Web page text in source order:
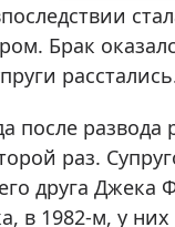
Брак
после развода
раз.
друга Джека
в 1982-м, у